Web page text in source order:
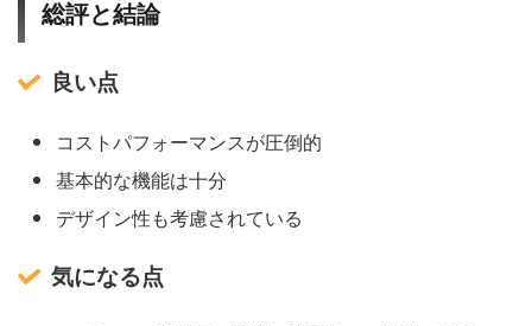
総評と結論
良い点
コストパフォーマンスが圧倒的
基本的な機能は十分
デザイン性も考慮されている
気になる点